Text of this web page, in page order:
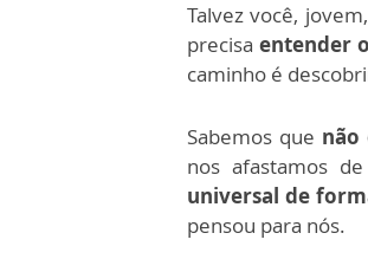
Talvez você,
precisaentender
caminho é
Sabemos que não
nos afastamos
universal de
pensou para nós.